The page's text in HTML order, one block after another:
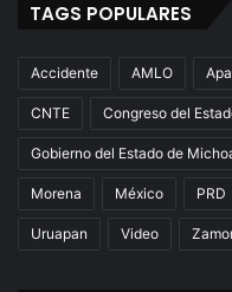
TAGS POPULARES
Accidente AMLO
CNTE Congreso del
Gobierno del Estado de
Morena México PRD
Uruapan Video